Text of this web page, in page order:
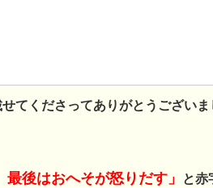
てくださってありがとうござい
後はおへそが怒りだす」 と赤